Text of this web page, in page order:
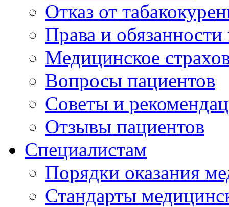
Отказ от
Права и
Медицинское
Вопросы пациентов
Советы и
Отзывы пациентов
Специалистам
Порядки оказания
Стандарты